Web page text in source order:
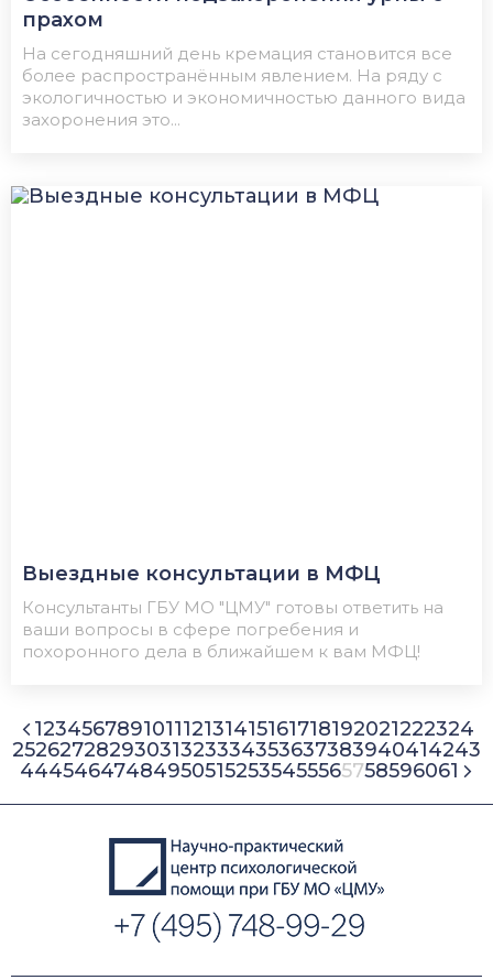
прахом
На сегодняшний день кремация становится все
более распространённым явлением. На ряду с
экологичностью и экономичностью данного вида
захоронения это...
Выездные консультации в МФЦ
Консультанты ГБУ МО "ЦМУ" готовы ответить на
ваши вопросы в сфере погребения и
похоронного дела в ближайшем к вам МФЦ!
123456789101112131415161718192021222324
25262728293031323334353637383940414243
444546474849505152535455565758596061